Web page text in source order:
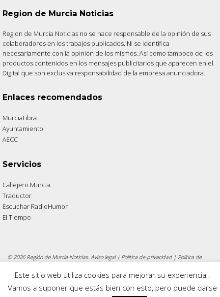
Region de Murcia Noticias
Region de Murcia Noticias no se hace responsable de la opinión de sus
colaboradores en los trabajos publicados. Ni se identifica
necesariamente con la opinión de los mismos. Así como tampoco de los
productos contenidos en los mensajes publicitarios que aparecen en el
Digital que son exclusiva responsabilidad de la empresa anunciadora.
Enlaces recomendados
MurciaFibra
Ayuntamiento
AECC
Servicios
Callejero Murcia
Traductor
Escuchar RadioHumor
El Tiempo
© 2026 Región de Murcia Noticias. Aviso legal| Política de privacidad| Política de
Este sitio web utiliza cookies para mejorar su experiencia .
Vamos a suponer que estás bien con esto, pero puede darse